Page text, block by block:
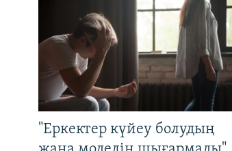
"Еркектер күйеу болудың